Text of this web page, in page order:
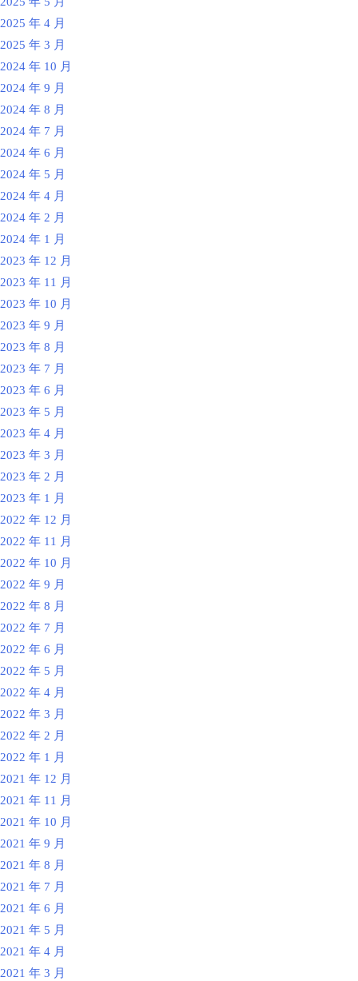
2025 年 4 月
2025 年 3 月
2024 年 10 月
2024 年 9 月
2024 年 8 月
2024 年 7 月
2024 年 6 月
2024 年 5 月
2024 年 4 月
2024 年 2 月
2024 年 1 月
2023 年 12 月
2023 年 11 月
2023 年 10 月
2023 年 9 月
2023 年 8 月
2023 年 7 月
2023 年 6 月
2023 年 5 月
2023 年 4 月
2023 年 3 月
2023 年 2 月
2023 年 1 月
2022 年 12 月
2022 年 11 月
2022 年 10 月
2022 年 9 月
2022 年 8 月
2022 年 7 月
2022 年 6 月
2022 年 5 月
2022 年 4 月
2022 年 3 月
2022 年 2 月
2022 年 1 月
2021 年 12 月
2021 年 11 月
2021 年 10 月
2021 年 9 月
2021 年 8 月
2021 年 7 月
2021 年 6 月
2021 年 5 月
2021 年 4 月
2021 年 3 月